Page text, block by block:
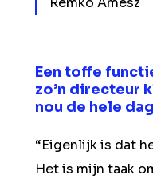
Een toffe
zo’n directeur
nou de hele
“Eigenlijk is dat
Het is mijn taak